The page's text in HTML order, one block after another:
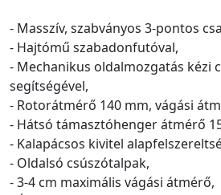
- Masszív, szabványos 3-pontos
- Hajtómű szabadonfutóval,
- Mechanikus oldalmozgatás kézi
segítségével,
- Rotorátmérő 140 mm, vágási
- Hátsó támasztóhenger átmérő
- Kalapácsos kivitel
- Oldalsó csúszótalpak,
- 3-4 cm maximális vágási átmérő,